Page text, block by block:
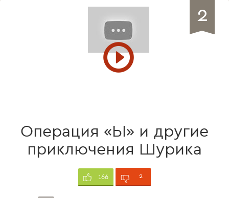
2
Операция «Ы» и другие
приключения Шурика
166 2